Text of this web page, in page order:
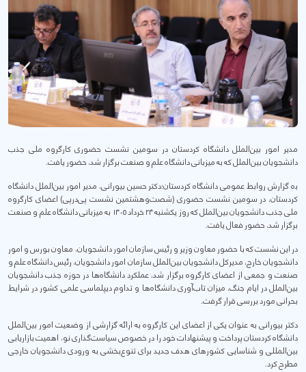
مدیر امور بین‌الملل دانشگاه کردستان در سومین نشست حضوری کارگروه ملی جذب
دانشجویان بین‌الملل که به میزبانی دانشگاه علم و صنعت برگزار شد، حضور یافت.
بە گزارش روابط عمومی دانشگاە کردستان؛دکتر حسین بیورانی، مدیر امور بین‌الملل دانشگاه
کردستان، در سومین نشست حضوری (شصت‌وهشتمین نشست پی‌درپی) اعضای کارگروه
ملی جذب دانشجویان بین‌الملل که روز یکشنبه ۲۴ خرداد ۱۴۰۵ به میزبانی دانشگاه علم و صنعت
برگزار شد، حضور فعال یافت.
در این نشست که با حضور معاون وزیر و رئیس سازمان امور دانشجویان، معاون بورس و امور
دانشجویان خارج، مدیرکل دانشجویان بین‌الملل سازمان امور دانشجویان، رئیس دانشگاه علم و
صنعت و جمعی از اعضای کارگروه برگزار شد، عملکرد دانشگاه‌ها در حوزه جذب دانشجویان
بین‌الملل در ایام جنگ، میزان تاب‌آوری دانشگاه‌ها و تداوم دیپلماسی علمی کشور در شرایط
بحرانی مورد بررسی قرار گرفت.
دکتر بیورانی به عنوان یکی از اعضای این کارگروه به ارائه گزارشی از وضعیت امور بین‌الملل
دانشگاه کردستان پرداخت و پیشنهادات خود را در خصوص سیاست‌گذاری نو، اهمیت بازاریابی
بین‌المللی و شناسایی کشورهای هدف جدید برای تنوع‌بخشی به ورودی دانشجویان خارجی
مطرح کرد.